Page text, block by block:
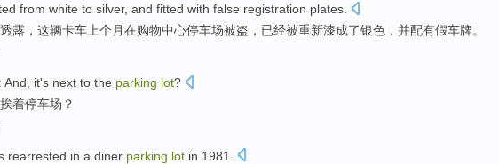
from white to silver, and fitted with false registration plates
透露， 这辆卡车 上个月在购物中心停车场被盗 ， 已经被重新漆成了银色 ， 并配有假车牌。
: And, it's next to the parking lot?
挨着停车场 ？
rearrested in a diner parking lot in 1981.